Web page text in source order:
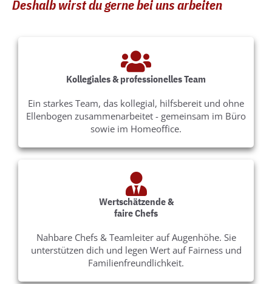
Deshalb wirst du gerne bei uns arbeiten
Kollegiales & professionelles Team​
Ein starkes Team, das kollegial, hilfsbereit und ohne
Ellenbogen zusammenarbeitet - gemeinsam im Büro
sowie im Homeoffice.
Wertschätzende &
faire Chefs​
Nahbare Chefs & Teamleiter auf Augenhöhe. Sie
unterstützen dich und legen Wert auf Fairness und
Familienfreundlichkeit.